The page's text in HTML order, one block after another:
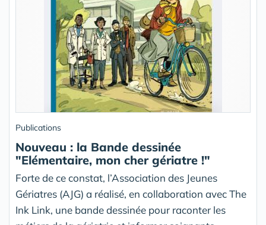
Publications
Nouveau : la Bande dessinée
"Elémentaire, mon cher gériatre !"
Forte de ce constat, l’Association des Jeunes
Gériatres (AJG) a réalisé, en collaboration avec The
Ink Link, une bande dessinée pour raconter les